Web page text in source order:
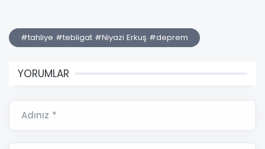
#tahliye #tebligat #Niyazi Erkuş #deprem
YORUMLAR
Adınız *